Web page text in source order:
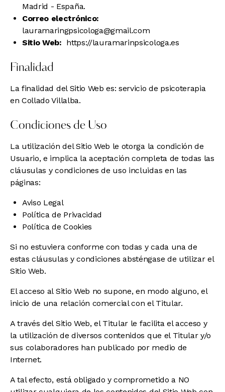
Madrid - España.
Correo electrónico:
lauramaringpsicologa@gmail.com
Sitio Web: https://lauramarinpsicologa.es
Finalidad
La finalidad del Sitio Web es: servicio de psicoterapia
en Collado Villalba.
Condiciones de Uso
La utilización del Sitio Web le otorga la condición de
Usuario, e implica la aceptación completa de todas las
cláusulas y condiciones de uso incluidas en las
páginas:
Aviso Legal
Política de Privacidad
Política de Cookies
Si no estuviera conforme con todas y cada una de
estas cláusulas y condiciones absténgase de utilizar el
Sitio Web.
El acceso al Sitio Web no supone, en modo alguno, el
inicio de una relación comercial con el Titular.
A través del Sitio Web, el Titular le facilita el acceso y
la utilización de diversos contenidos que el Titular y/o
sus colaboradores han publicado por medio de
Internet.
A tal efecto, está obligado y comprometido a NO